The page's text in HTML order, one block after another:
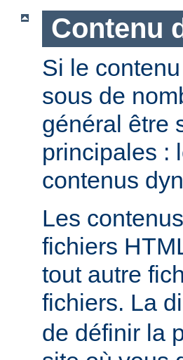
Contenu
Si le
sous de
général être
principales :
contenus
Les
fichiers
tout autre
fichiers. La
de définir la